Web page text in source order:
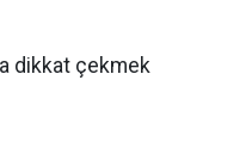
dikkat çekmek